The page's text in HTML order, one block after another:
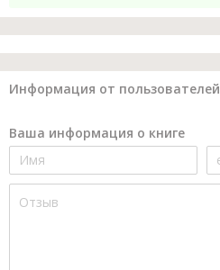
Информация от пользователей
Ваша информация о книге